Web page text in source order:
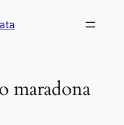
maradona